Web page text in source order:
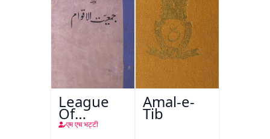
League
Of
Nations-
एम एच भट्टी
Amal-e-
Tib